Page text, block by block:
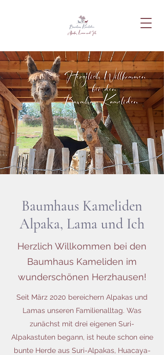
Baumhaus Kameliden
Alpaka, Lama und Ich
Herzlich Willkommen bei den
Baumhaus Kameliden im
wunderschönen Herzhausen!
Seit März 2020 bereichern Alpakas und
Lamas unseren Familienalltag. Was
zunächst mit drei eigenen Suri-
Alpakastuten begann, ist heute schon eine
bunte Herde aus Suri-Alpakas, Huacaya-